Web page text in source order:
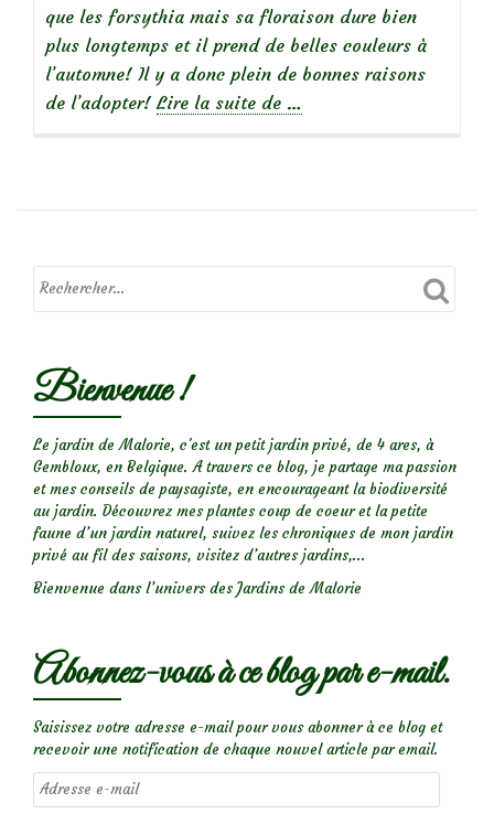
que les forsythia mais sa floraison dure bien
plus longtemps et il prend de belles couleurs à
l’automne! Il y a donc plein de bonnes raisons
de l’adopter! Lire la suite de
jaune,
et
…
Bienvenue !
Le jardin de Malorie, c'est un petit jardin privé, de 4 ares, à
Gembloux, en Belgique. A travers ce blog, je partage ma passion
et mes conseils de paysagiste, en encourageant la biodiversité
au jardin. Découvrez mes plantes coup de coeur et la petite
faune d’un jardin naturel, suivez les chroniques de mon jardin
privé au fil des saisons, visitez d’autres jardins,...
Bienvenue dans l’univers des Jardins de Malorie
Abonnez-vous à ce blog par e-mail.
Saisissez votre adresse e-mail pour vous abonner à ce blog et
recevoir une notification de chaque nouvel article par email.
Adresse
e-